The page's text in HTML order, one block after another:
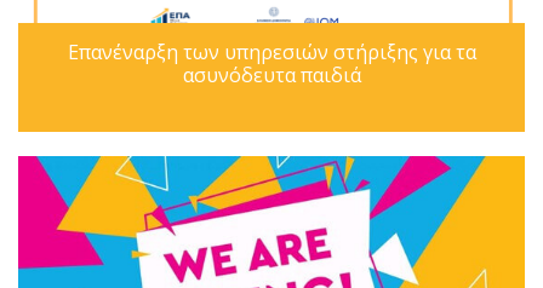
Επανέναρξη των υπηρεσιών στήριξης για τα
ασυνόδευτα παιδιά